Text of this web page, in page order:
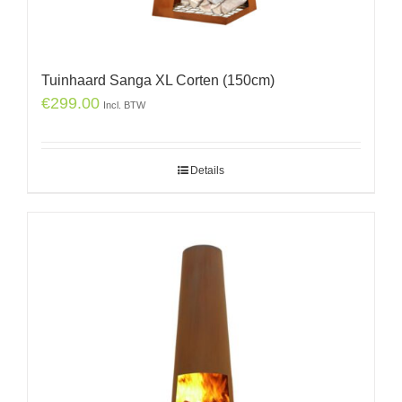
Tuinhaard Sanga XL Corten (150cm)
€299.00 Incl. BTW
Details